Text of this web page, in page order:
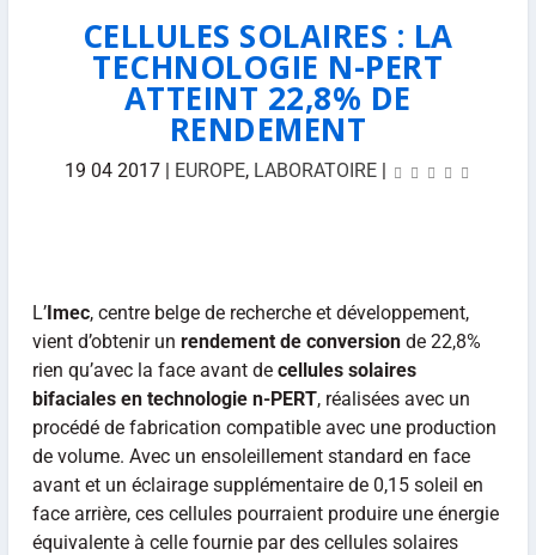
CELLULES SOLAIRES : LA
TECHNOLOGIE N-PERT
ATTEINT 22,8% DE
RENDEMENT
19 04 2017 | EUROPE, LABORATOIRE |
L’Imec, centre belge de recherche et développement,
vient d’obtenir un rendement de conversionde 22,8%
rien qu’avec la face avant de cellules solaires
bifaciales en technologie n-PERT, réalisées avec un
procédé de fabrication compatible avec une production
de volume. Avec un ensoleillement standard en face
avant et un éclairage supplémentaire de 0,15 soleil en
face arrière, ces cellules pourraient produire une énergie
équivalente à celle fournie par des cellules solaires